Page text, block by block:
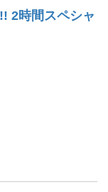
2時間スペシャ